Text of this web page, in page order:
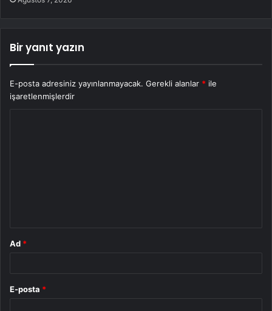
Bir yanıt yazın
E-posta adresiniz yayınlanmayacak. Gerekli alanlar * ile
işaretlenmişlerdir
Ad *
E-posta *